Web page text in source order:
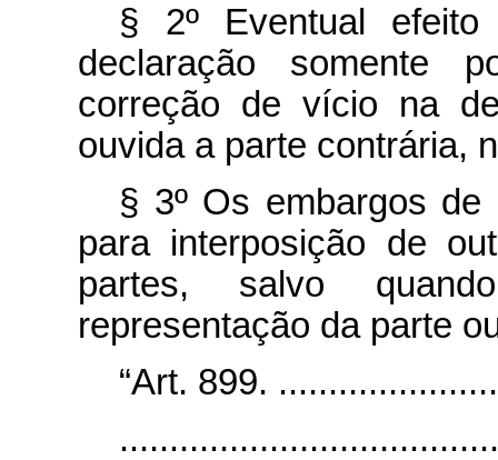
§ 2º Eventual efeito
declaração somente
correção de vício na
ouvida a parte contrária,
§ 3º Os embargos
para interposição de
partes, salvo
representação da parte
“Art. 899.